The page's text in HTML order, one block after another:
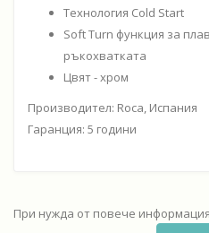
Технология Cold Start
Soft Turn функция за
ръкохватката
Цвят - хром
Производител: Roca, Испания
Гаранция: 5 години
При нужда от повече